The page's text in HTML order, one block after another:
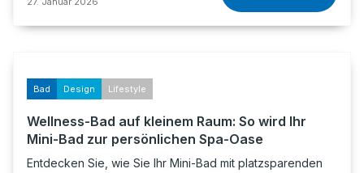
Bad Design Lifestyle
Wellness-Bad auf kleinem Raum: So wird Ihr
Mini-Bad zur persönlichen Spa-Oase
Entdecken Sie, wie Sie Ihr Mini-Bad mit platzsparenden